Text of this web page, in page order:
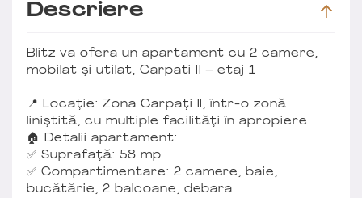
Descriere
Blitz va ofera un apartament cu 2 camere,
mobilat și utilat, Carpati II – etaj 1
📍 Locație: Zona Carpați II, într-o zonă
liniștită, cu multiple facilități în apropiere.
🏠 Detalii apartament:
✅ Suprafață: 58 mp
✅ Compartimentare: 2 camere, baie,
bucătărie, 2 balcoane, debara